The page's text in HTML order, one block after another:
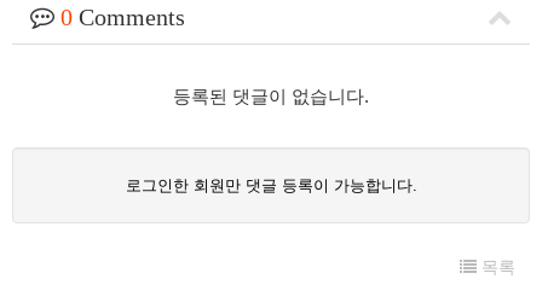
0 Comments
등록된 댓글이 없습니다.
로그인한 회원만 댓글 등록이 가능합니다.
목록